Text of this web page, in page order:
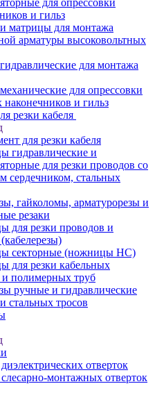
для опрессовки
и гильз
матрицы для монтажа
арматуры высоковольтных
для монтажа
для опрессовки
наконечников и гильз
резки кабеля
для резки кабеля
гидравлические и
для резки проводов со
сердечником, стальных
гайколомы, арматурорезы и
резаки
для резки проводов и
секторные (ножницы НС)
для резки кабельных
и полимерных труб
ручные и гидравлические
стальных тросов
отверток
монтажных отверток